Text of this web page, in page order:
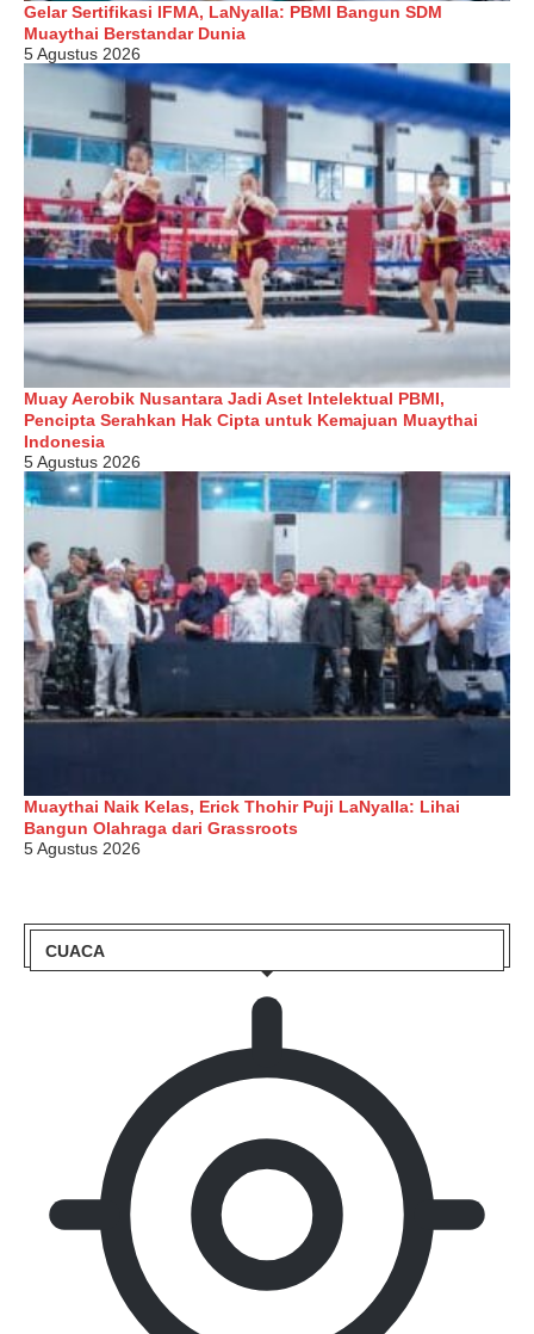
Gelar Sertifikasi IFMA, LaNyalla: PBMI Bangun SDM
Muaythai Berstandar Dunia
5 Agustus 2026
Muay Aerobik Nusantara Jadi Aset Intelektual PBMI,
Pencipta Serahkan Hak Cipta untuk Kemajuan Muaythai
Indonesia
5 Agustus 2026
Muaythai Naik Kelas, Erick Thohir Puji LaNyalla: Lihai
Bangun Olahraga dari Grassroots
5 Agustus 2026
CUACA